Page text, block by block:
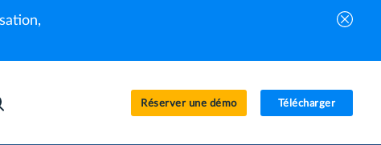
Réserver une démo Télécharger